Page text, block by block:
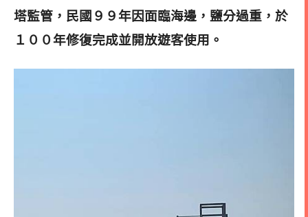
塔監管，民國９９年因面臨海邊，鹽分過重，於
１００年修復完成並開放遊客使用。